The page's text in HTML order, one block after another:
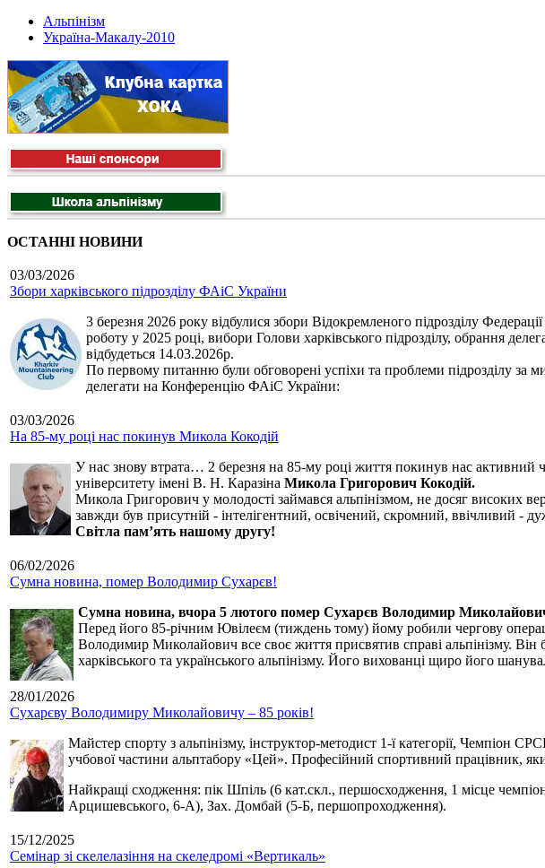
Альпінізм
Україна-Макалу-2010
ОСТАННІ НОВИНИ
03/03/2026
Збори харківського підрозділу ФАіС України
3 березня 2026 року відбулися збори Відокремленого підрозділу
роботу у 2025 році, вибори Голови харківського підрозділу, обрання
відбудеться 14.03.2026р.
По первому питанню були обговорені успіхи та проблеми підрозділу
делегати на Конференцію ФАіС України:
03/03/2026
На 85-му році нас покинув Микола Кокодій
У нас знову втрата… 2 березня на 85-му році життя покинув нас активний
університету імені В. Н. Каразіна Микола Григорович Кокодій.
Микола Григорович у молодості займався альпінізмом, не досяг високих
завжди був присутній - інтелігентний, освічений, скромний, ввічливий -
Світла пам’ять нашому другу!
06/02/2026
Сумна новина, помер Володимир Сухарєв!
Сумна новина, вчора 5 лютого помер Сухарєв Володимир
Перед його 85-річним Ювілеєм (тиждень тому) йому робили чергову
Володимир Миколайович все своє життя присвятив справі альпінізму.
харківського та українського альпінізму. Його вихованці щиро його
28/01/2026
Сухарєву Володимиру Миколайовичу – 85 років!
Майстер спорту з альпінізму, інструктор-методист 1-ї категорії, Чемпіон
учбової частини альптабору «Цей». Професійний спортивний працівник,
Найкращі сходження: пік Шпіль (6 кат.скл., першосходження, 1 місце
Арцишевського, 6-А), Зах. Домбай (5-Б, першопроходження).
15/12/2025
Семінар зі скелелазіння на скеледромі «Вертикаль»